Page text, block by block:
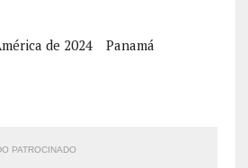
de 2024
Panamá
PATROCINADO